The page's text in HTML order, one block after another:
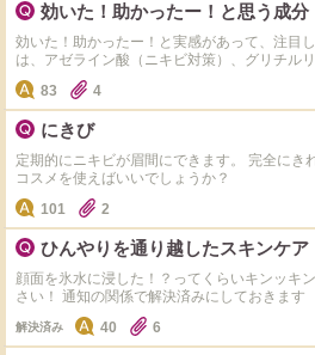
効いた！助かったー！と思う成分
効いた！助かったー！と実感があって、注目し
は、アゼライン酸（ニキビ対策）、グリチル
策）、アラントイン（肌の回復と修復）、ト
コスメの成分表を見てこれがはいってると、
る！と嬉しくなり、購買意欲が上がります。 皆さんにとってのそんな成分、
教えて下さい！
83 4
にきび
定期的にニキビが眉間にできます。 完全にき
コスメを使えばいいでしょうか？
101
2
ひんやりを通り越したスキンケア
顔面を氷水に浸した！？ってくらいキンッキ
さい！ 通知の関係で解決済みにしておきます
解決済み 40 6